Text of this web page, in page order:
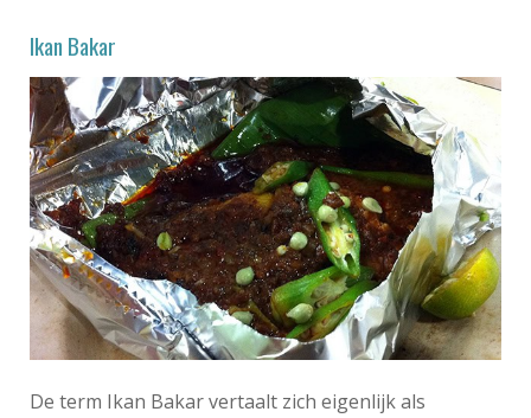
Ikan Bakar
De term Ikan Bakar vertaalt zich eigenlijk als